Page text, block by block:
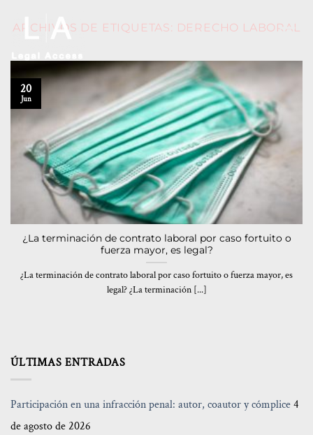
ARCHIVOS DE ETIQUETAS: DERECHO LABORAL
ÚLTIMAS ENTRADAS
Participación en una infracción penal: autor, coautor y cómplice4
de agosto de 2026
¿La terminación de contrato laboral por caso fortuito o
fuerza mayor, es legal?
¿La terminación de contrato laboral por caso fortuito o fuerza mayor, es
legal? ¿La terminación [...]
20
Jun